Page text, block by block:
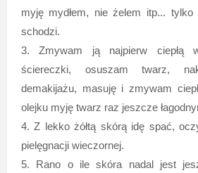
myję mydłem, nie żelem itp... tylko
schodzi.
3. Zmywam ją najpierw ciepłą
ściereczki, osuszam twarz,
demakijażu, masuję i zmywam
olejku myję twarz raz jeszcze
4. Z lekko żółtą skórą idę spać,
pielęgnacji wieczornej.
5. Rano o ile skóra nadal jest